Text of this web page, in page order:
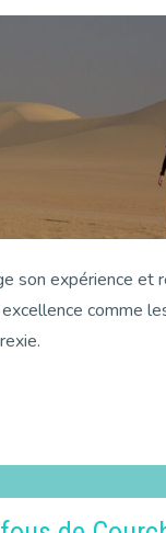
son expérience et
comme